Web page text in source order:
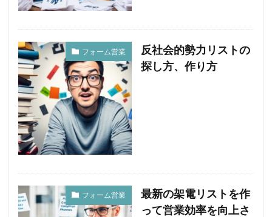
フォーム営業
反社会的勢力リストの
探し方、作り方
フォーム営業
最新の架電リストを作
って営業効率を向上さ